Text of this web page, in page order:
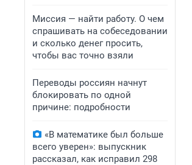
Миссия — найти работу. О чем
спрашивать на собеседовании
и сколько денег просить,
чтобы вас точно взяли
Переводы россиян начнут
блокировать по одной
причине: подробности
«В математике был больше
всего уверен»: выпускник
рассказал, как исправил 298